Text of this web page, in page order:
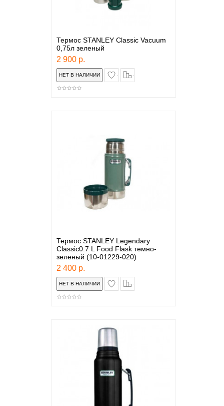
Термос STANLEY Classic Vacuum
0,75л зеленый
2 900 р.
в закладки
Термос STANLEY Legendary
Classic0.7 L Food Flask темно-
зеленый (10-01229-020)
2 400 р.
в закладки